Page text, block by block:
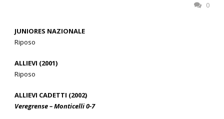
0
JUNIORES NAZIONALE
Riposo
ALLIEVI (2001)
Riposo
ALLIEVI CADETTI (2002)
Veregrense – Monticelli 0-7